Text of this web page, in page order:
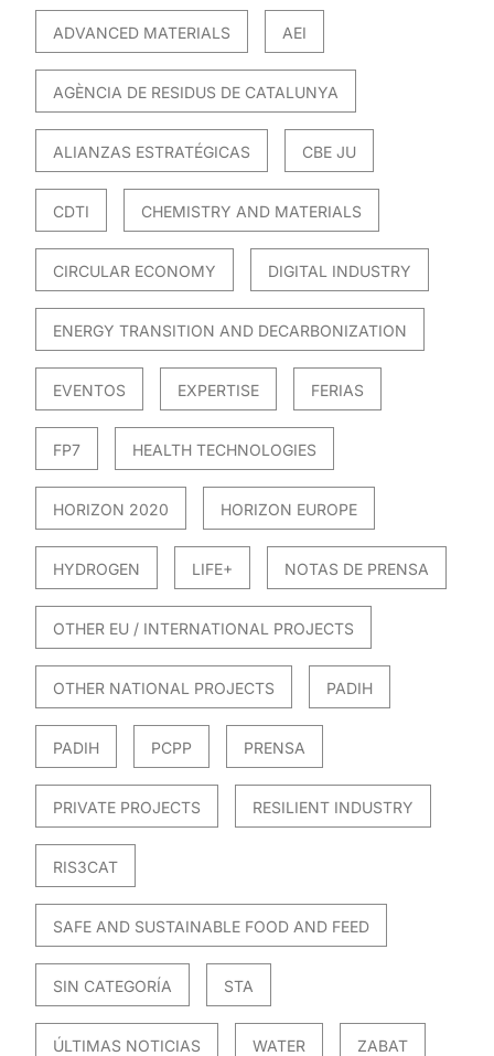
ADVANCED MATERIALS AEI
AGÈNCIA DE RESIDUS DE CATALUNYA
ALIANZAS ESTRATÉGICAS CBE JU
CDTI CHEMISTRY AND MATERIALS
CIRCULAR ECONOMY DIGITAL INDUSTRY
ENERGY TRANSITION AND DECARBONIZATION
EVENTOS EXPERTISE FERIAS
FP7 HEALTH TECHNOLOGIES
HORIZON 2020 HORIZON EUROPE
HYDROGEN LIFE+ NOTAS DE PRENSA
OTHER EU / INTERNATIONAL PROJECTS
OTHER NATIONAL PROJECTS PADIH
PADIH PCPP PRENSA
PRIVATE PROJECTS RESILIENT INDUSTRY
RIS3CAT
SAFE AND SUSTAINABLE FOOD AND FEED
SIN CATEGORÍA STA
ÚLTIMAS NOTICIAS WATER ZABAT